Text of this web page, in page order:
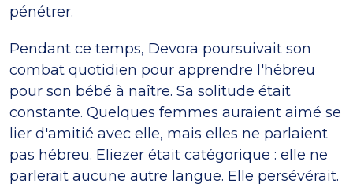
pénétrer.
Pendant ce temps, Devora poursuivait son
combat quotidien pour apprendre l'hébreu
pour son bébé à naître. Sa solitude était
constante. Quelques femmes auraient aimé se
lier d'amitié avec elle, mais elles ne parlaient
pas hébreu. Eliezer était catégorique : elle ne
parlerait aucune autre langue. Elle persévérait.